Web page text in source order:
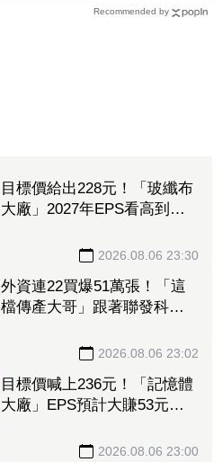
Recommended by
目標價給出228元！「玻纖布
大廠」2027年EPS看高到
投資挹注營收 2026.08.06 23:30
外資連22買爆51萬張！「這
檔傳產大哥」跟著聯發科發
2026.08.06 23:02
目標價喊上236元！「記憶體
大廠」EPS預計大賺53元
2026.08.06 23:00